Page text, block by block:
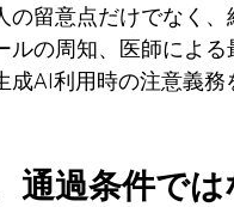
留意点だけでなく、
の周知、医師によ
AI利用時の注意義
通過条件では